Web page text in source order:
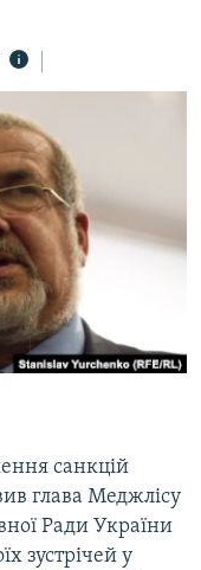
санкцій
глава Меджлісу
Ради України
зустрічей у